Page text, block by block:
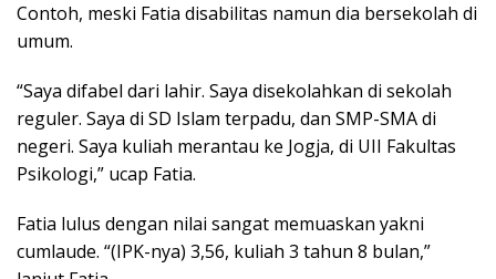
Contoh, meski Fatia disabilitas namun dia bersekolah di
umum.
“Saya difabel dari lahir. Saya disekolahkan di sekolah
reguler. Saya di SD Islam terpadu, dan SMP-SMA di
negeri. Saya kuliah merantau ke Jogja, di UII Fakultas
Psikologi,” ucap Fatia.
Fatia lulus dengan nilai sangat memuaskan yakni
cumlaude. “(IPK-nya) 3,56, kuliah 3 tahun 8 bulan,”